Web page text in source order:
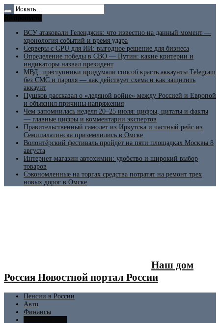
ВСУ атаковали Геленджик: что известно на данный момент —
хронология событий и время удара
Серверы с GPU для ИИ: выгодное решение для бизнеса
Определение победы в СВО — Путин: какие критерии и
индикаторы назвал президент
МВД: преступники придумали способ красть аккаунты Telegram
без СМС и пароля — как действует схема и как защитить
аккаунт
Пушков рассказал о «ледяной войне» между Россией и Европой
и объяснил причины напряжения
Чем запомнилась неделя 20–25 июля: цифры, цитаты и факты
— главные цифры и комментарии экспертов
Правительственный самолет из Иркутска и частный рейс из
Семипалатинска приземлились в Омске
Волонтёрский фестиваль пройдёт на пяти площадках Москвы 8
августа
Интернет-магазин автохимии: удобство и широкий выбор
товаров
Сэкономленные на торгах средства потратят на ремонт трех
новых дорог в Омске
Наш дом
Россия Новостной портал России
Пенсии в России
Авто
Финансы